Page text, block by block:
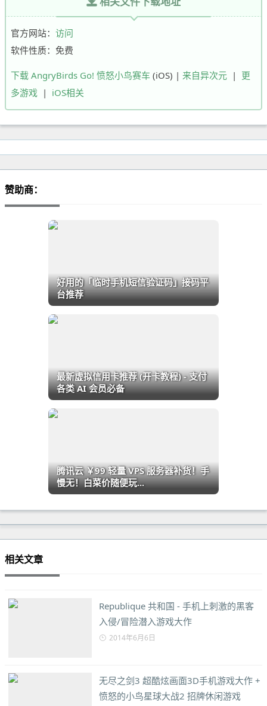
官方网站： 访问
软件性质：免费
下载 AngryBirds Go! 愤怒小鸟赛车 (iOS) | 来自异次元 | 更
多游戏 | iOS相关
赞助商：
好用的「临时手机短信验证码」接码平
台推荐
最新虚拟信用卡推荐 (开卡教程) - 支付
各类 AI 会员必备
腾讯云 ￥99 轻量 VPS 服务器补货！手
慢无！白菜价随便玩...
相关文章
Republique 共和国 - 手机上刺激的黑客
入侵/冒险潜入游戏大作
2014年6月6日
无尽之剑3 超酷炫画面3D手机游戏大作 +
愤怒的小鸟星球大战2 招牌休闲游戏